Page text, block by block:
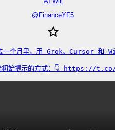
@ FinanceYF5
一个月里，用 Grok、Cursor 和
初始提示的方式：👇 https://